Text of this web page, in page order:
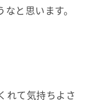
と思います。
れて気持ちよさ